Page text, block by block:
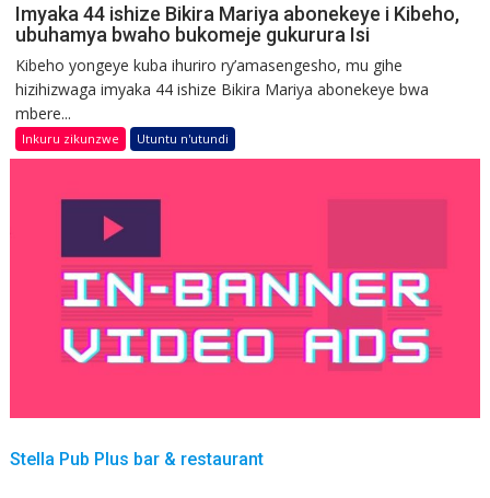
Imyaka 44 ishize Bikira Mariya abonekeye i Kibeho,
ubuhamya bwaho bukomeje gukurura Isi
Kibeho yongeye kuba ihuriro ry’amasengesho, mu gihe
hizihizwaga imyaka 44 ishize Bikira Mariya abonekeye bwa
mbere...
Inkuru zikunzwe Utuntu n'utundi
Stella Pub Plus bar & restaurant